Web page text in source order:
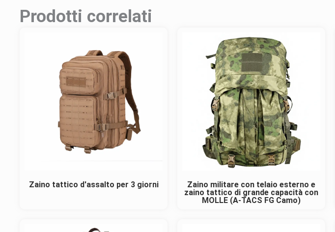
Prodotti correlati
Zaino tattico d'assalto per 3 giorni
Zaino militare con telaio esterno e
zaino tattico di grande capacità con
MOLLE (A-TACS FG Camo)